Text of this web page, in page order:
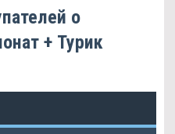
о
+ Турик